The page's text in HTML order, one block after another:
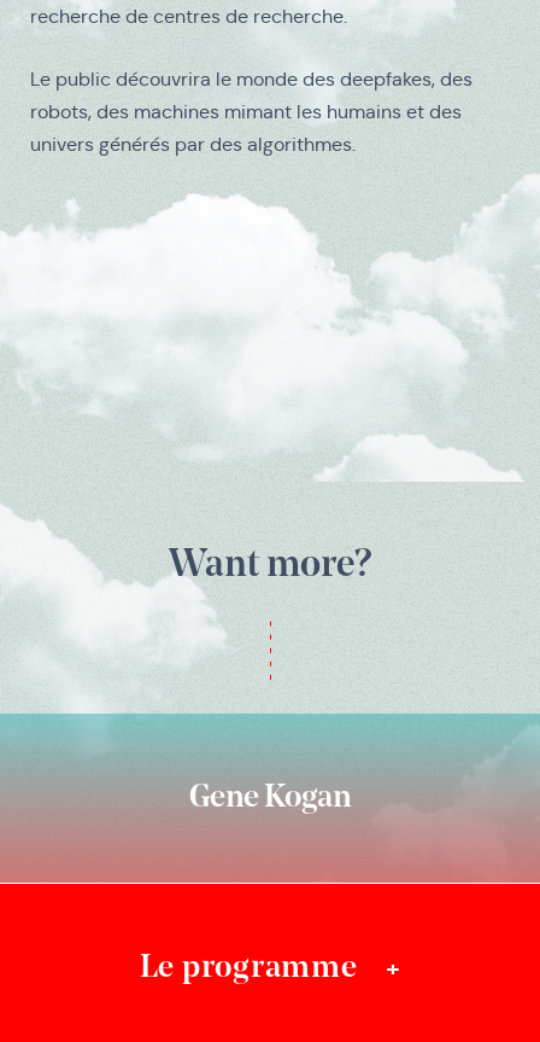
recherche de centres de recherche.
Le public découvrira le monde des deepfakes, des
robots, des machines mimant les humains et des
univers générés par des algorithmes.
Médias
Want more?
Gene Kogan
Le programme +